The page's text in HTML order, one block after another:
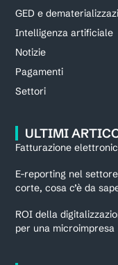
GED e
Intelligenza artificiale
Notizie
Pagamenti
Settori
ULTIMI
Fatturazione
E-reporting nel
corte, cosa c’è da
ROI della
per una microimpresa